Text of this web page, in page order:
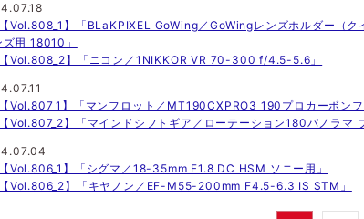
【Vol.808_1】「BLaKPIXEL GoWing／GoWingレンズホルダー（
ズ用 18010」
【Vol.808_2】「ニコン／1NIKKOR VR 70-300 f/4.5-5.6」
【Vol.807_1】「マンフロット／MT190CXPRO3 190プロカーボン
【Vol.807_2】「マインドシフトギア／ローテーション180パノラマ
【Vol.806_1】「シグマ／18-35mm F1.8 DC HSM ソニー用」
【Vol.806_2】「キヤノン／EF-M55-200mm F4.5-6.3 IS STM」